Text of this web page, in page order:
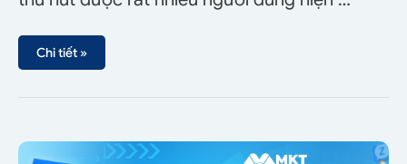
Chi tiết »